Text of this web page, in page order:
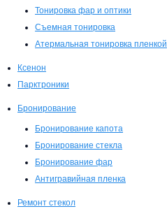
Тонировка фар и оптики
Съемная тонировка
Атермальная тонировка пленкой
Ксенон
Парктроники
Бронирование
Бронирование капота
Бронирование стекла
Бронирование фар
Антигравийная пленка
Ремонт стекол